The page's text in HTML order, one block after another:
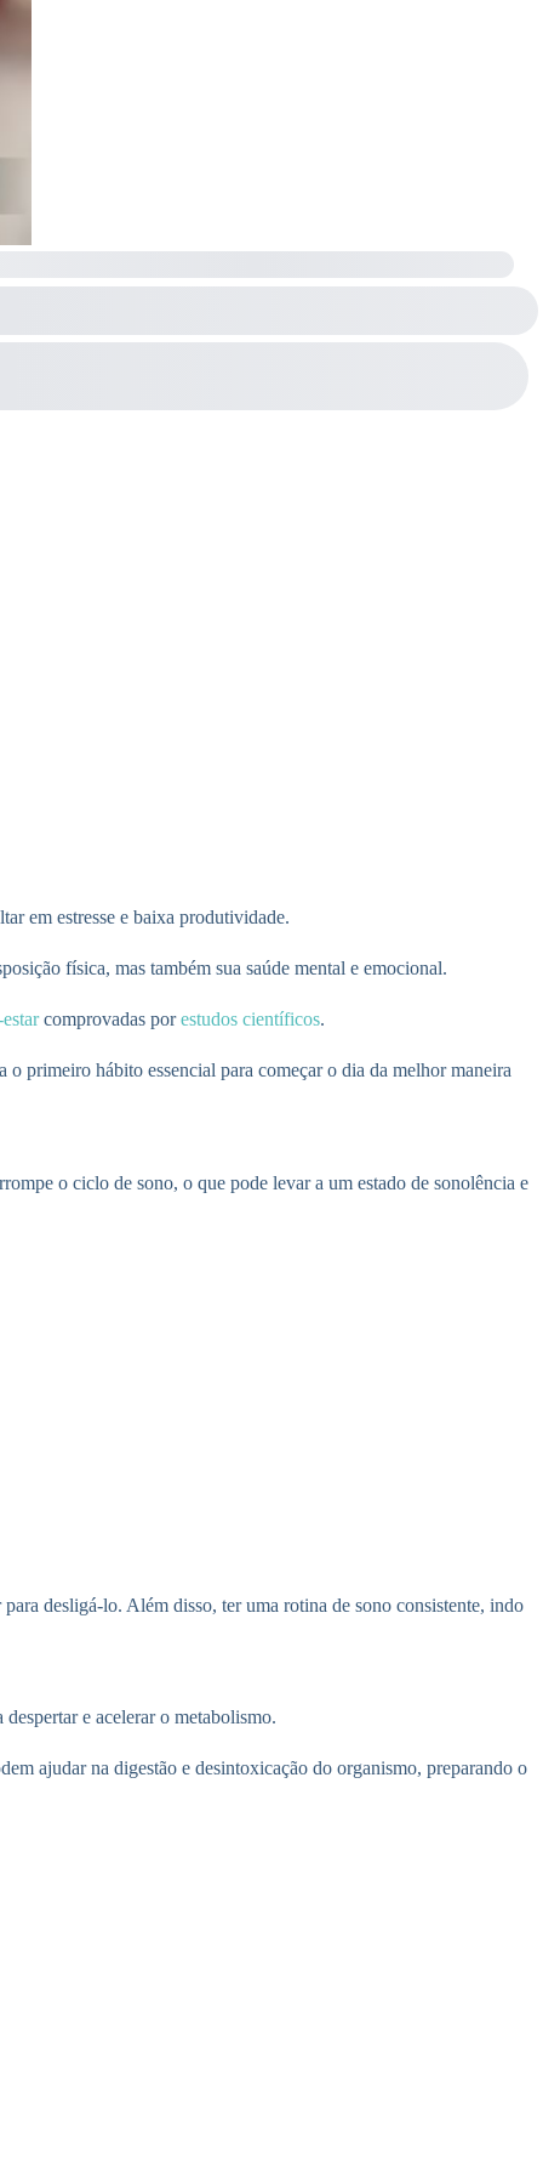
em estresse e baixa produtividade.
física, mas também sua saúde mental e emocional.
comprovadas porestudos científicos.
primeiro hábito essencial para começar o dia da melhor maneira
o ciclo de sono, o que pode levar a um estado de sonolência e
desligá-lo. Além disso, ter uma rotina de sono consistente, indo
e acelerar o metabolismo.
ajudar na digestão e desintoxicação do organismo, preparando o